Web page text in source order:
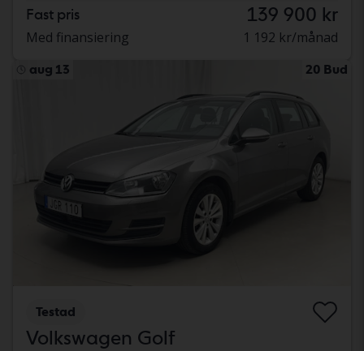
Fast pris 139 900 kr
Med finansiering 1 192 kr/månad
aug 13 20 Bud
Testad
Volkswagen Golf